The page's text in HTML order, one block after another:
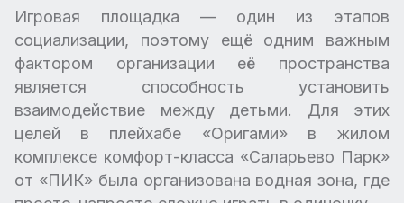
Игровая площадка — один из этапов
социализации, поэтому ещё одним важным
фактором организации её пространства
является способность установить
взаимодействие между детьми. Для этих
целей в плейхабе «Оригами» в жилом
комплексе комфорт-класса «Саларьево Парк»
от «ПИК» была организована водная зона, где